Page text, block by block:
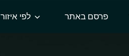
לפי איזור פרסם באתר